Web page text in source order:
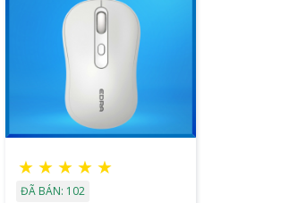
★ ★ ★ ★ ★
ĐÃ BÁN: 102